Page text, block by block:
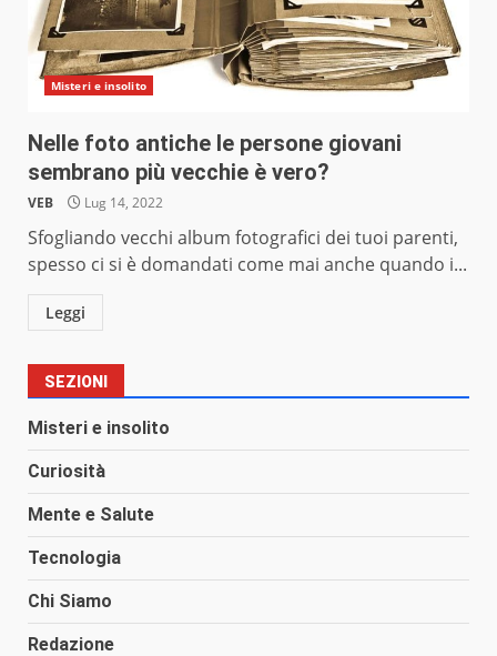
Misteri e insolito
Nelle foto antiche le persone giovani
sembrano più vecchie è vero?
VEB Lug 14, 2022
Sfogliando vecchi album fotografici dei tuoi parenti,
spesso ci si è domandati come mai anche quando i...
Leggi
SEZIONI
Misteri e insolito
Curiosità
Mente e Salute
Tecnologia
Chi Siamo
Redazione